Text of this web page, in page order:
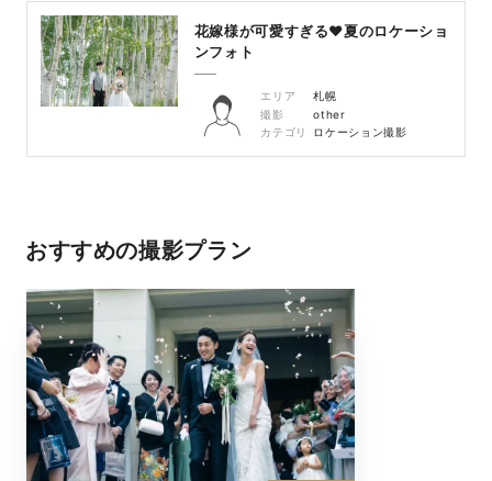
花嫁様が可愛すぎる♥夏のロケーショ
ンフォト
エリア
札幌
撮影
other
カテゴリ
ロケーション撮影
おすすめの撮影プラン